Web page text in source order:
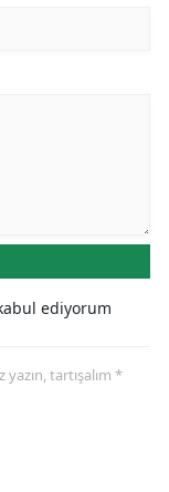
ediyorum
tartışalım *